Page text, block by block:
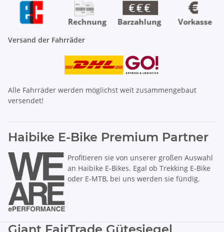
Versand der Fahrräder
Alle Fahrräder werden möglichst weit zusammengebaut
versendet!
Haibike E-Bike Premium Partner
Profitieren sie von unserer großen Auswahl
an Haibike E-Bikes. Egal ob Trekking E-Bike
oder E-MTB, bei uns werden sie fündig.